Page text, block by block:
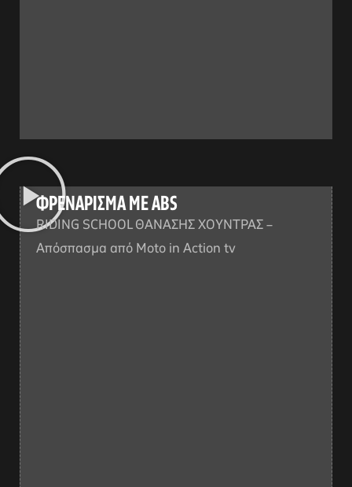
ΦΡΕΝΑΡΙΣΜΑ ME ABS
RIDING SCHOOL ΘΑΝΑΣΗΣ ΧΟΥΝΤΡΑΣ –
Απόσπασμα από Moto in Action tv